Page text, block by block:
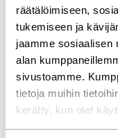
räätälöimiseen,
tukemiseen ja
jaamme sosiaalisen
alan
sivustoamme.
tietoja muihin
kerätty, kun olet
Jaa